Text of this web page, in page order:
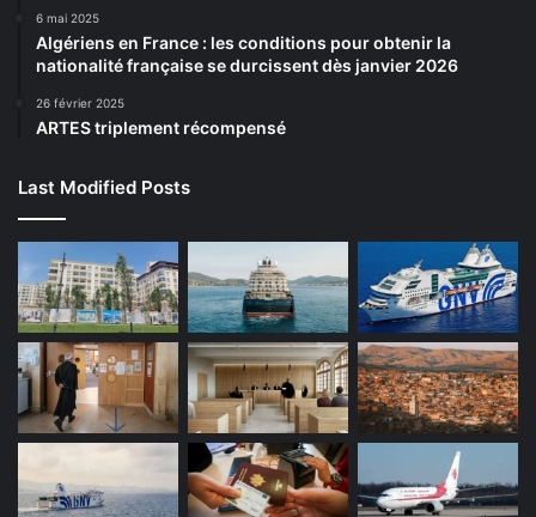
6 mai 2025
Algériens en France : les conditions pour obtenir la
nationalité française se durcissent dès janvier 2026
26 février 2025
ARTES triplement récompensé
Last Modified Posts